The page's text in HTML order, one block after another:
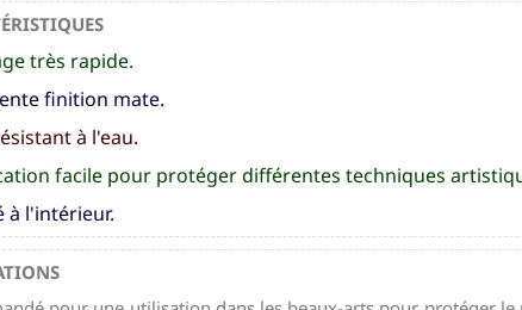
très rapide.
finition mate.
à l'eau.
facile pour protéger différentes techniques
à l'intérieur.